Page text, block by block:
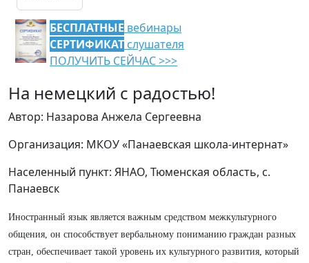
БЕСПЛАТНЫЕ вебинары
СЕРТИФИКАТ слушателя
ПОЛУЧИТЬ СЕЙЧАС >>>
На немецкий с радостью!
Автор: Назарова Анжела Сергеевна
Организация: МКОУ «Панаевская школа-интернат»
Населенный пункт: ЯНАО, Тюменская область, с.
Панаевск
Иностранный язык является важным средством межкультурного
общения, он способствует вербальному пониманию граждан разных
стран, обеспечивает такой уровень их культурного развития, который